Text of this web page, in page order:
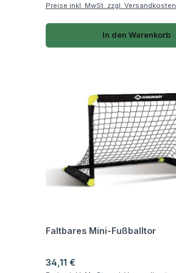
Preise inkl. MwSt. zzgl. Versandkosten
In den Warenkorb
Faltbares Mini-Fußballtor
Regulärer Preis:
34,11 €